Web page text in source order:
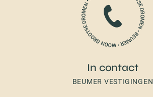
In contact
BEUMER VESTIGINGEN